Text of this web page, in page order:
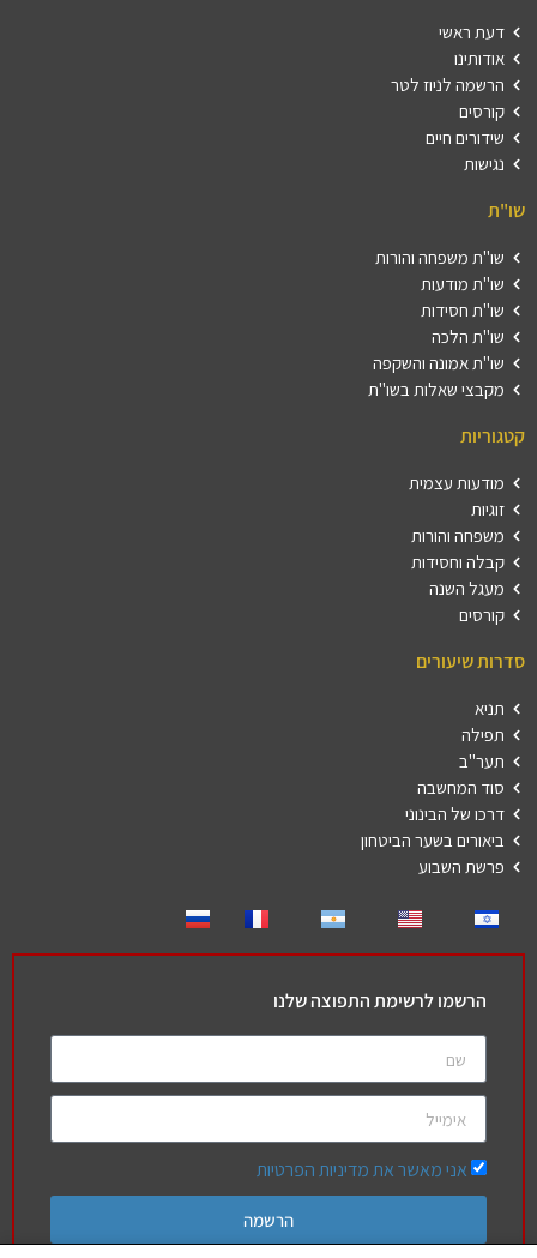
דעת ראשי
אודותינו
הרשמה לניוז לטר
קורסים
שידורים חיים
נגישות
שו"ת
שו"ת משפחה והורות
שו"ת מודעות
שו"ת חסידות
שו"ת הלכה
שו"ת אמונה והשקפה
מקבצי שאלות בשו"ת
קטגוריות
מודעות עצמית
זוגיות
משפחה והורות
קבלה וחסידות
מעגל השנה
קורסים
סדרות שיעורים
תניא
תפילה
תער"ב
סוד המחשבה
דרכו של הבינוני
ביאורים בשער הביטחון
פרשת השבוע
הרשמו לרשימת התפוצה שלנו
אני מאשר את מדיניות הפרטיות
הרשמה